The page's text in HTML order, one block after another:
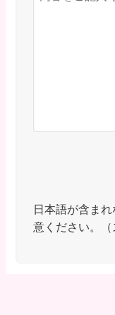
日本語が含ま
意ください。（